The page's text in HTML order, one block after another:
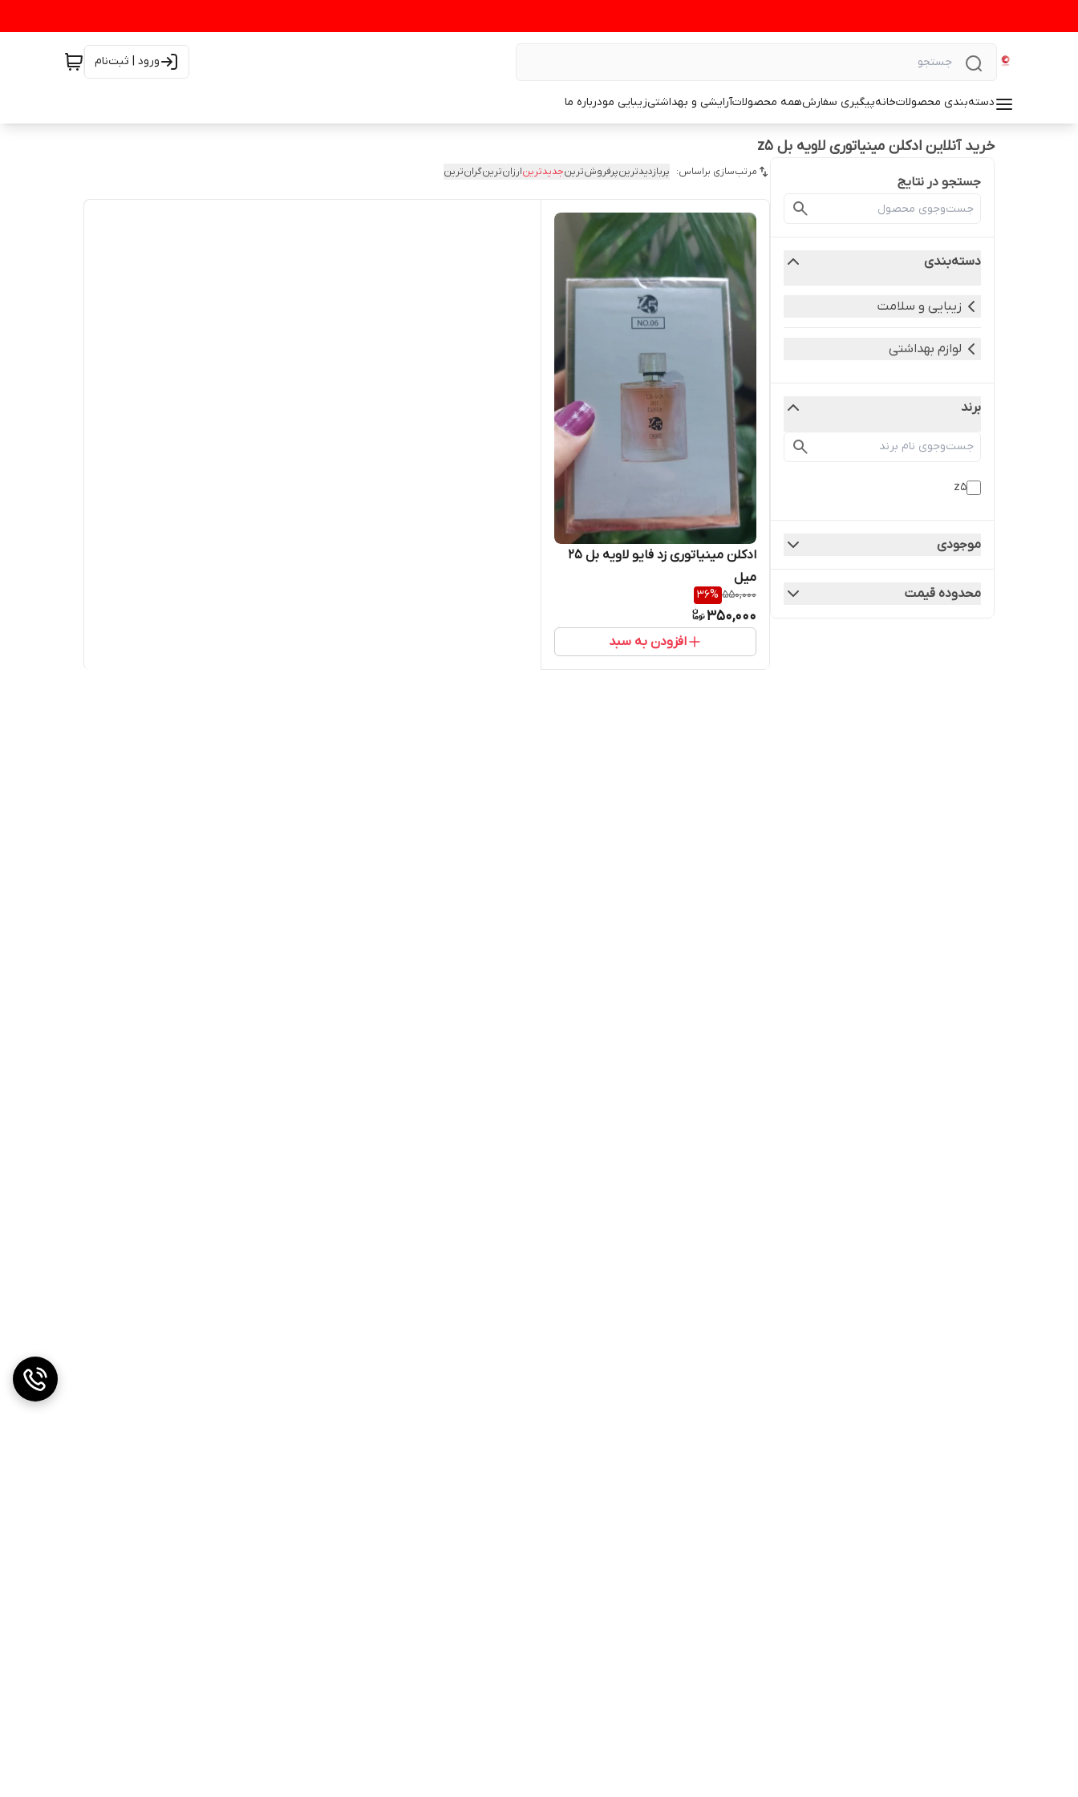
ورود | ثبت‌نام
دسته‌بندی محصولاتخانهپیگیری سفارشهمه محصولاتآرایشی و بهداشتیزیبایی مودرباره ما
خرید آنلاین ادکلن مینیاتوری لاویه بل z5
جستجو در نتایج
دسته‌بندی
زیبایی و سلامت
لوازم بهداشتی
برند
z5
موجودی
محدوده قیمت
مرتب‌سازی براساس: پربازدیدترینپرفروش‌ترینجدیدترینارزان‌ترینگران‌ترین
ادکلن مینیاتوری زد فایو لاویه بل ۲۵
میل
550,000
36%
350,000
افزودن به سبد